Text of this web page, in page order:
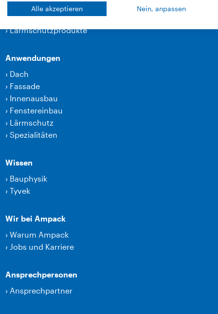
Bahnen
›Klebetechnik und Zubehör
›Lärmschutzprodukte
Anwendungen
› Dach
› Fassade
› Innenausbau
› Fenstereinbau
› Lärmschutz
›Spezialitäten
Wissen
› Bauphysik
›Tyvek
Wir bei Ampack
›Warum Ampack
›Jobs und Karriere
Ansprechpersonen
› Ansprechpartner
Alle akzeptieren Nein, anpassen